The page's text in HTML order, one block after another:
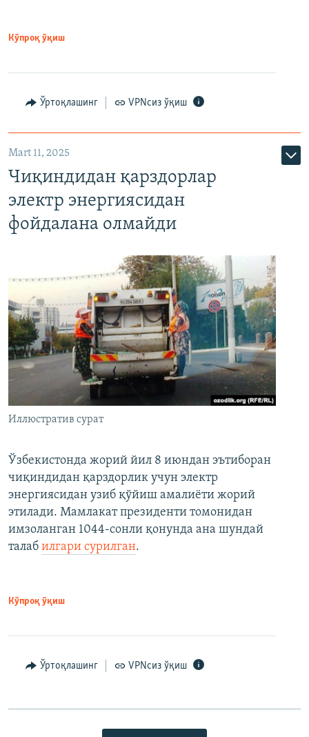
Кўпроқ ўқиш
Ўртоқлашинг VPNсиз ўқиш
Mart 11, 2025
Чиқиндидан қарздорлар
электр энергиясидан
фойдалана олмайди
Иллюстратив сурат
Ўзбекистонда жорий йил 8 июндан эътиборан
чиқиндидан қарздорлик учун электр
энергиясидан узиб қўйиш амалиёти жорий
этилади. Мамлакат президенти томонидан
имзоланган 1044-сонли қонунда ана шундай
талаб илгари сурилган.
Кўпроқ ўқиш
Ўртоқлашинг VPNсиз ўқиш